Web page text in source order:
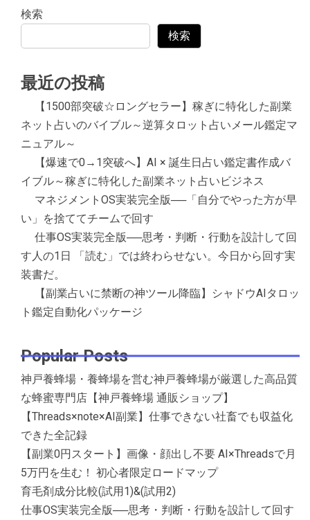
検索
検索
最近の投稿
【1500部突破☆ロングセラー】稼ぎに特化した副業
ネット占いのバイブル～逆算タロット占いメール鑑定マ
ニュアル～
【爆速で0→1突破へ】AI × 誕生日占い鑑定書作成バ
イブル～稼ぎに特化した副業ネット占いビジネス
マネジメントOS実装完全版──「自分でやった方が早
い」を捨ててチームで回す
仕事OS実装完全版──思考・判断・行動を設計して回
す人の1日 「読む」では終わらせない。今日から回す実
装書だ。
【副業占いに禁断の神ツール降臨】シャドウAIタロッ
ト鑑定自動化パッケージ
Popular Posts
神戸養蜂場・養蜂場を営む神戸養蜂場が厳選した高品質
な蜂蜜専門店【神戸養蜂場 通販ショップ】
【Threads×note×AI副業】仕事できない社畜でも収益化
できた全記録
【副業0円スタート】画像・顔出し不要 AI×Threadsで月
5万円を生む！ 初心者限定ロードマップ
育毛剤成分比較(試用1)&(試用2)
仕事OS実装完全版──思考・判断・行動を設計して回す